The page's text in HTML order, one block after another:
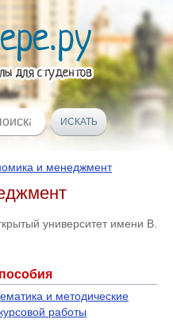
и менеджмент
университет имени В.
и методические
работы